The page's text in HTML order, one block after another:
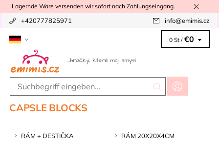
Lagernde Ware versenden wir sofort nach Zahlungseingang.
+420777825971 info@emimis.cz
0 St / €0
CAPSLE BLOCKS
RÁM + DESTIČKA RÁM 20X20X4CM